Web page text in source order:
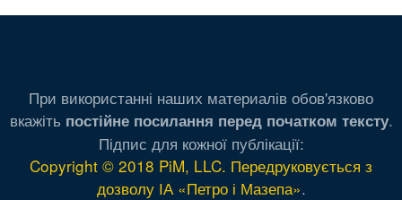
При використанні наших материалів обов'язково
вкажіть постійне посилання перед початком тексту.
Підпис для кожної публікації:
Copyright © 2018 PiM, LLC. Передруковується з
дозволу ІА «Петро і Мазепа».